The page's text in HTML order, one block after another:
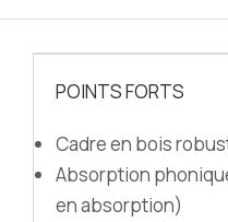
POINTS FORTS
Cadre en bois
Absorption
en absorption)